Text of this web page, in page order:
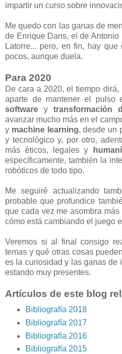
impartir un curso sobre
Me quedo con las ganas de
de Enrique Dans, el de
Latorre... pero, en fin, hay
pocos, aunque duela.
Para 2020
De cara a 2020, el tiempo
aparte de mantener el pulso
software y transformación
avanzar mucho más en el
y machine learning, desde un
y tecnológico y, por otro,
más éticos, legales y
específicamente, también la
robóticos de todo tipo.
Me seguiré actualizando
probable que profundice
que cada vez me asombra
cómo está cambiando el juego
Veremos si al final consigo
temas y qué otras cosas
es la curiosidad y las ganas de
estando muy presentes.
Artículos de este blog
Bibliografía 2018
Bibliografía 2017
Bibliografía 2016
Bibliografía 2015